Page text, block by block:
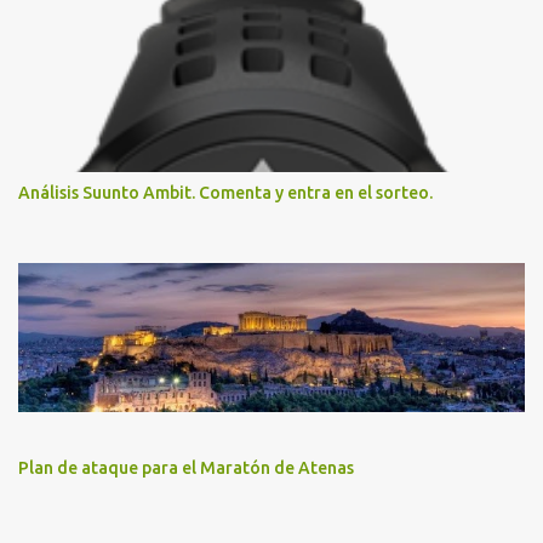
Análisis Suunto Ambit. Comenta y entra en el sorteo.
Plan de ataque para el Maratón de Atenas